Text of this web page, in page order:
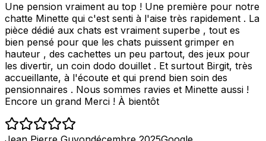
Une pension vraiment au top ! Une première pour notre
chatte Minette qui c'est senti à l'aise très rapidement . La
pièce dédié aux chats est vraiment superbe , tout es
bien pensé pour que les chats puissent grimper en
hauteur , des cachettes un peu partout, des jeux pour
les divertir, un coin dodo douillet . Et surtout Birgit, très
accueillante, à l'écoute et qui prend bien soin des
pensionnaires . Nous sommes ravies et Minette aussi !
Encore un grand Merci ! À bientôt